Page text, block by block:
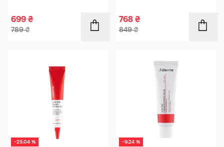
699 ₴
789₴
768 ₴
849₴
-25.04 % -9.24 %